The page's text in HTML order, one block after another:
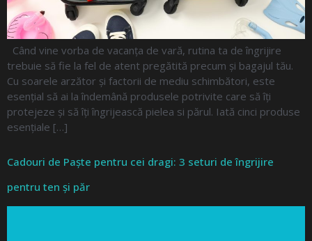
Când vine vorba de vacanța de vară, rutina ta de îngrijire
trebuie să fie la fel de atent pregătită precum și bagajul tău.
Cu soarele arzător și factorii de mediu schimbători, este
esențial să ai la îndemână produsele potrivite care să îți
protejeze și să îți îngrijească pielea si părul. Iată cinci produse
esențiale […]
Cadouri de Paște pentru cei dragi: 3 seturi de îngrijire
pentru ten și păr